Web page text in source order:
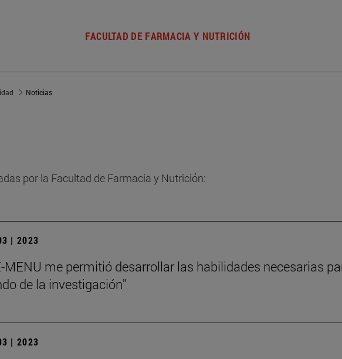
FACULTAD DE FARMACIA Y NUTRICIÓN
Noticias
por la Facultad de Farmacia y Nutrición:
| 2023
MENU me permitió desarrollar las habilidades necesarias
de la investigación"
| 2023